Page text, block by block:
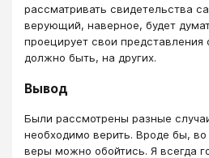
рассматривать свидетельства
верующий, наверное, будет
проецирует свои представления
должно быть, на других.
Вывод
Были рассмотрены разные
необходимо верить. Вроде бы, во
веры можно обойтись. Я всегда